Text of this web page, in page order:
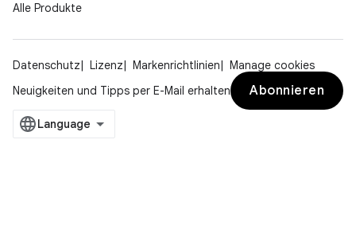
Alle Produkte
Datenschutz Lizenz Markenrichtlinien
Manage cookies
Neuigkeiten und Tipps per E-Mail erhalten
Abonnieren